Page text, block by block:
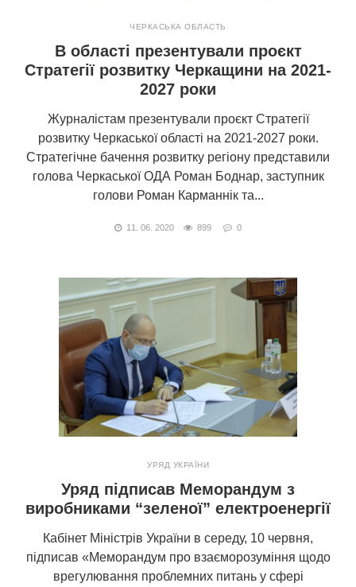
ЧЕРКАСЬКА ОБЛАСТЬ
В області презентували проєкт
Стратегії розвитку Черкащини на 2021-
2027 роки
Журналістам презентували проєкт Стратегії
розвитку Черкаської області на 2021-2027 роки.
Стратегічне бачення розвитку регіону представили
голова Черкаської ОДА Роман Боднар, заступник
голови Роман Карманнік та...
11. 06. 2020 899 0
УРЯД УКРАЇНИ
Уряд підписав Меморандум з
виробниками “зеленої” електроенергії
Кабінет Міністрів України в середу, 10 червня,
підписав «Меморандум про взаєморозуміння щодо
врегулювання проблемних питань у сфері